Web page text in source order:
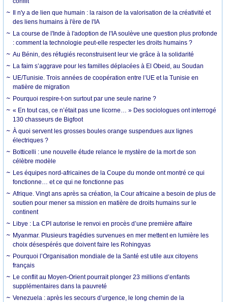
Il n'y a de lien que humain : la raison de la valorisation de la créativité et
des liens humains à l'ère de l'IA
La course de l'Inde à l'adoption de l'IA soulève une question plus profonde
: comment la technologie peut-elle respecter les droits humains ?
Au Bénin, des réfugiés reconstruisent leur vie grâce à la solidarité
La faim s’aggrave pour les familles déplacées à El Obeid, au Soudan
UE/Tunisie. Trois années de coopération entre l’UE et la Tunisie en
matière de migration
Pourquoi respire-t-on surtout par une seule narine ?
« En tout cas, ce n’était pas une licorne… » Des sociologues ont interrogé
130 chasseurs de Bigfoot
À quoi servent les grosses boules orange suspendues aux lignes
électriques ?
Botticelli : une nouvelle étude relance le mystère de la mort de son
célèbre modèle
Les équipes nord-africaines de la Coupe du monde ont montré ce qui
fonctionne… et ce qui ne fonctionne pas
Afrique. Vingt ans après sa création, la Cour africaine a besoin de plus de
soutien pour mener sa mission en matière de droits humains sur le
continent
Libye : La CPI autorise le renvoi en procès d’une première affaire
Myanmar. Plusieurs tragédies survenues en mer mettent en lumière les
choix désespérés que doivent faire les Rohingyas
Pourquoi l’Organisation mondiale de la Santé est utile aux citoyens
français
Le conflit au Moyen-Orient pourrait plonger 23 millions d’enfants
supplémentaires dans la pauvreté
Venezuela : après les secours d’urgence, le long chemin de la